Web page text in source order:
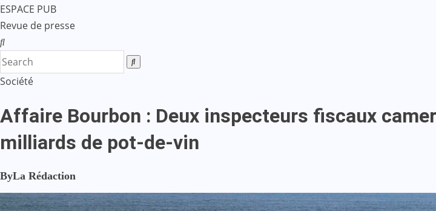
ESPACE PUB
Revue de presse
Société
Affaire Bourbon : Deux inspecteurs fiscaux
milliards de pot-de-vin
ByLa Rédaction